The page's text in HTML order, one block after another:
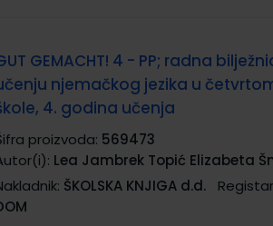
GEMACHT! 4 - PP; radna
njemačkog jezika u
4. godina učenja
proizvoda: 569473
Lea Jambrek Topić Elizabeta
ŠKOLSKA KNJIGA d.d.